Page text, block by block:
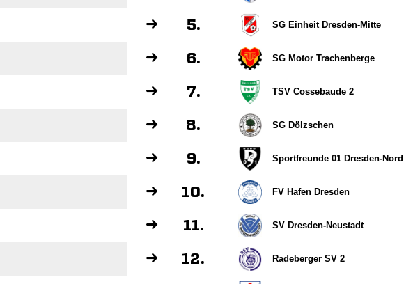
5. SG Einheit Dresden-Mitte
6. SG Motor Trachenberge
7. TSV Cossebaude 2
8. SG Dölzschen
9. Sportfreunde 01 Dresden-Nord
10. FV Hafen Dresden
11. SV Dresden-Neustadt
12. Radeberger SV 2